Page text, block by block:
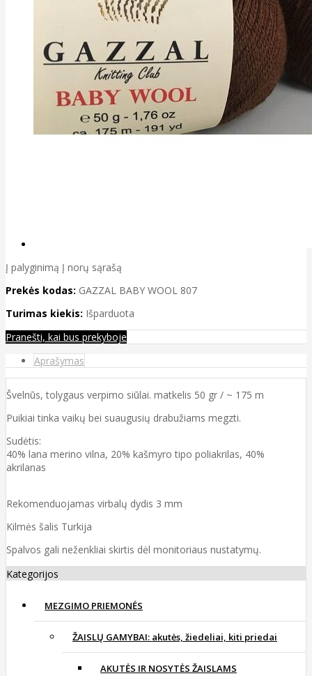
Į palyginimą Į norų sąrašą
Prekės kodas: GAZZAL BABY WOOL 807
Turimas kiekis: Išparduota
Pranešti, kai bus prekyboje
Aprašymas
Švelnūs, tolygaus verpimo siūlai. matkelis 50 gr / ~ 175 m
Puikiai tinka vaikų bei suaugusių drabužiams megzti.
Sudėtis:
40% lana merino vilna, 20% kašmyro tipo poliakrilas, 40%
akrilanas
Rekomenduojamas virbalų dydis 3 mm
Kilmės šalis Turkija
Spalvos gali neženkliai skirtis dėl monitoriaus nustatymų.
Kategorijos
MEZGIMO PRIEMONĖS
ŽAISLŲ GAMYBAI: akutės, žiedeliai, kiti priedai
AKUTĖS IR NOSYTĖS ŽAISLAMS